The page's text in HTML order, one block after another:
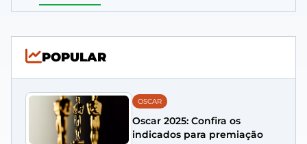
POPULAR
OSCAR
Oscar 2025: Confira os
indicados para premiação